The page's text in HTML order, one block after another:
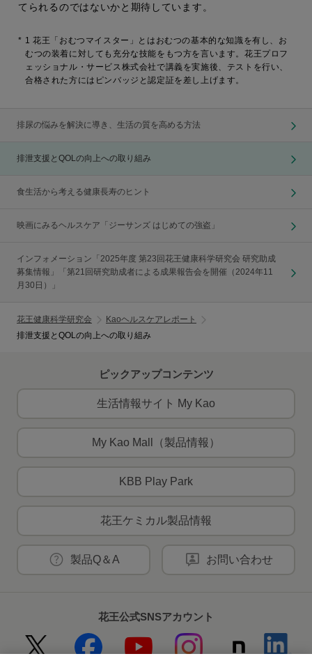
てられるのではないかと期待しています。
* 1 花王「おむつマイスター」とはおむつの基本的な知識を有し、お
むつの装着に対しても充分な技能をもつ方を言います。花王プロフ
ェッショナル・サービス株式会社で講義を実施後、テストを行い、
合格された方にはピンバッジと認定証を差し上げます。
排尿の悩みを解決に導き、生活の質を高める方法
排泄支援とQOLの向上への取り組み
食生活から考える健康長寿のヒント
映画にみるヘルスケア「ジーサンズ はじめての強盗」
インフォメーション「2025年度 第23回花王健康科学研究会 研究助成
募集情報」「第21回研究助成者による成果報告会を開催（2024年11
月30日）」
花王健康科学研究会
Kaoヘルスケアレポート
排泄支援とQOLの向上への取り組み
ピックアップコンテンツ
生活情報サイト My Kao
My Kao Mall（製品情報）
KBB Play Park
花王ケミカル製品情報
製品Q＆A お問い合わせ
花王公式SNSアカウント